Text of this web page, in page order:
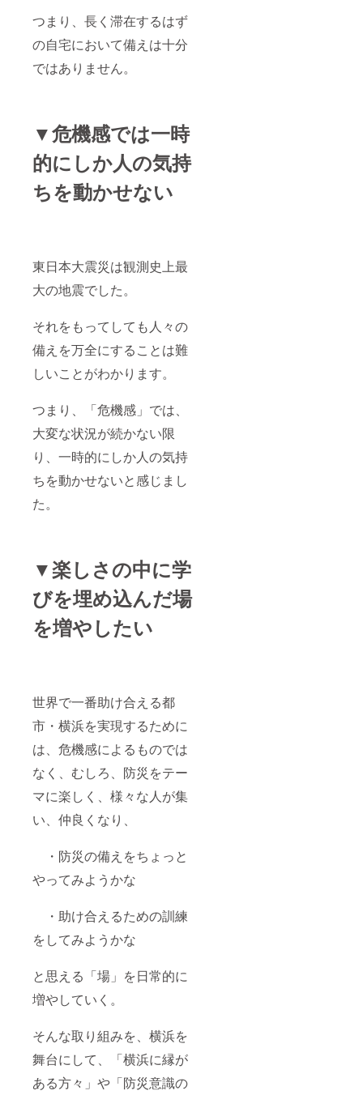
つまり、長く滞在するはず
の自宅において備えは十分
ではありません。
▼危機感では一時
的にしか人の気持
ちを動かせない
東日本大震災は観測史上最
大の地震でした。
それをもってしても人々の
備えを万全にすることは難
しいことがわかります。
つまり、「危機感」では、
大変な状況が続かない限
り、一時的にしか人の気持
ちを動かせないと感じまし
た。
▼楽しさの中に学
びを埋め込んだ場
を増やしたい
世界で一番助け合える都
市・横浜を実現するために
は、危機感によるものでは
なく、むしろ、防災をテー
マに楽しく、様々な人が集
い、仲良くなり、
・防災の備えをちょっと
やってみようかな
・助け合えるための訓練
をしてみようかな
と思える「場」を日常的に
増やしていく。
そんな取り組みを、横浜を
舞台にして、「横浜に縁が
ある方々」や「防災意識の